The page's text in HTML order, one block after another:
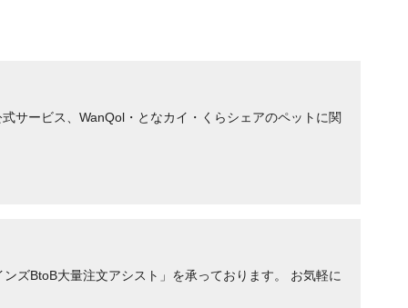
サービス、WanQol・となカイ・くらシェアのペットに関
ズBtoB大量注文アシスト」を承っております。 お気軽に